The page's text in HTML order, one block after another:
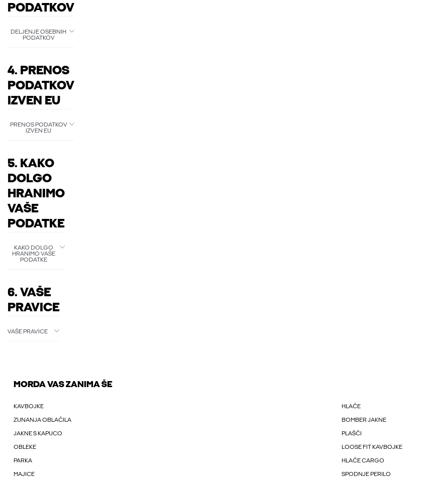
PODATKOV
DELJENJE OSEBNIH
PODATKOV
4. PRENOS
PODATKOV
IZVEN EU
PRENOS PODATKOV
IZVEN EU
5. KAKO
DOLGO
HRANIMO
VAŠE
PODATKE
KAKO DOLGO
HRANIMO VAŠE
PODATKE
6. VAŠE
PRAVICE
VAŠE PRAVICE
MORDA VAS ZANIMA ŠE
KAVBOJKE HLAČE
ZUNANJA OBLAČILA BOMBER JAKNE
JAKNE S KAPUCO PLAŠČI
OBLEKE LOOSE FIT KAVBOJKE
PARKA HLAČE CARGO
MAJICE SPODNJE PERILO